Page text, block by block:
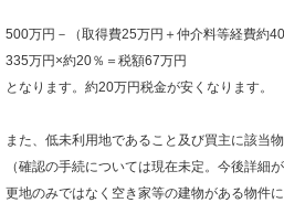
500万円－（取得費25万円＋仲介料等経費約
335万円×約20％＝税額67万円
となります。約20万円税金が安くなります。
また、低未利用地であること及び買主に該当
（確認の手続については現在未定。今後詳細
更地のみではなく空き家等の建物がある物件